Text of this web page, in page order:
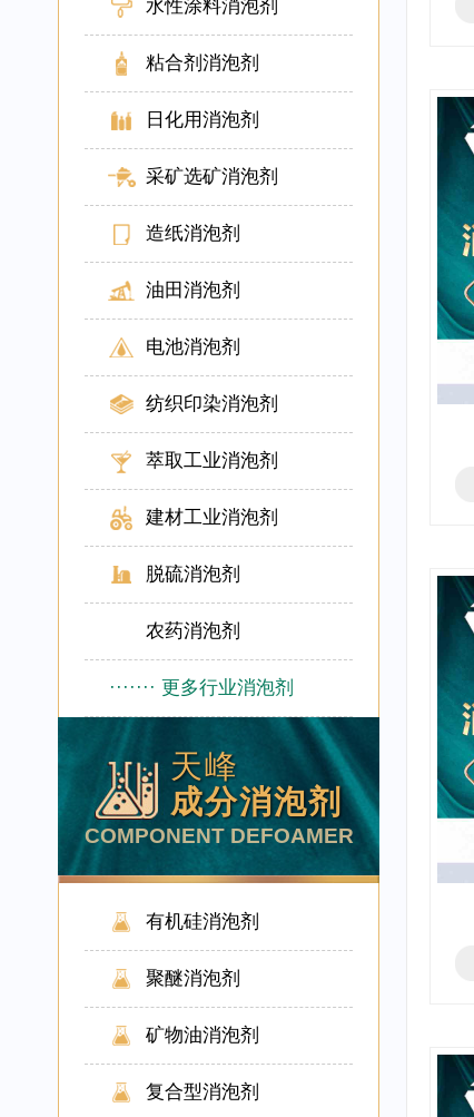
水性涂料消泡剂
粘合剂消泡剂
日化用消泡剂
采矿选矿消泡剂
造纸消泡剂
油田消泡剂
电池消泡剂
纺织印染消泡剂
萃取工业消泡剂
建材工业消泡剂
脱硫消泡剂
农药消泡剂
······· 更多行业消泡剂
天峰
成分消泡剂
COMPONENT DEFOAMER
有机硅消泡剂
聚醚消泡剂
矿物油消泡剂
复合型消泡剂